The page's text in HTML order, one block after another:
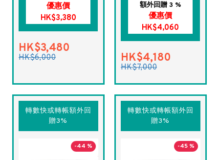
優惠價
HK$3,380
HK$3,480
HK$6,000
額外回贈 3 %
優惠價
HK$4,060
HK$4,180
HK$7,000
轉數快或轉帳額外回
贈3%
-44 %
轉數快或轉帳額外回
贈3%
-45 %